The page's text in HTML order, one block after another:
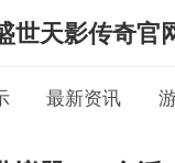
世天影传奇官
最新资讯